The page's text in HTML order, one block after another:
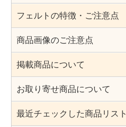
フェルトの特徴・ご注意点
商品画像のご注意点
掲載商品について
お取り寄せ商品について
最近チェックした商品リスト